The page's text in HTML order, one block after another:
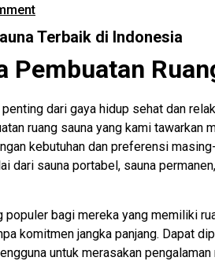
Terbaik di Indonesia
Pembuatan
dari gaya hidup sehat dan
ruang sauna yang kami tawarkan
kebutuhan dan preferensi
dari sauna portabel, sauna
populer bagi mereka yang memiliki
komitmen jangka panjang. Dapat
untuk merasakan